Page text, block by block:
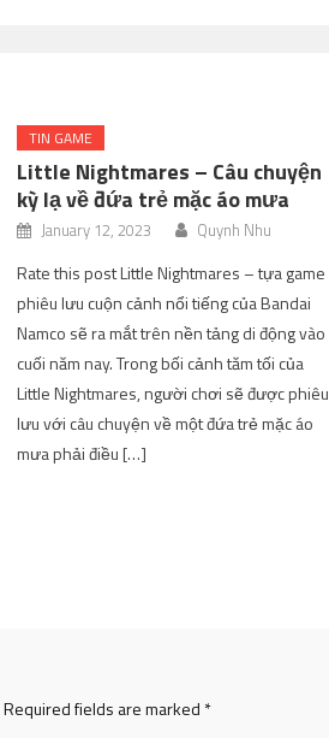
TIN GAME
Little Nightmares – Câu chuyện
kỳ ​​lạ về đứa trẻ mặc áo mưa
January 12, 2023 Quynh Nhu
Rate this post Little Nightmares – tựa game
phiêu lưu cuộn cảnh nổi tiếng của Bandai
Namco sẽ ra mắt trên nền tảng di động vào
cuối năm nay. Trong bối cảnh tăm tối của
Little Nightmares, người chơi sẽ được phiêu
lưu với câu chuyện về một đứa trẻ mặc áo
mưa phải điều […]
Required fields are marked *